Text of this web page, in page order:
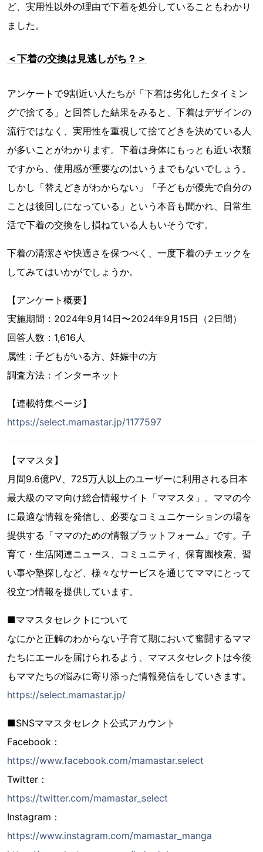
ど、実用性以外の理由で下着を処分していることもわかり
ました。
＜下着の交換は見逃しがち？＞
アンケートで9割近い人たちが「下着は劣化したタイミン
グで捨てる」と回答した結果をみると、下着はデザインの
流行ではなく、実用性を重視して捨てどきを決めている人
が多いことがわかります。下着は身体にもっとも近い衣類
ですから、使用感が重要なのはいうまでもないでしょう。
しかし「替えどきがわからない」「子どもが優先で自分の
ことは後回しになっている」という本音も聞かれ、日常生
活で下着の交換をし損ねている人もいそうです。
下着の清潔さや快適さを保つべく、一度下着のチェックを
してみてはいかがでしょうか。
【アンケート概要】
実施期間：2024年9月14日〜2024年9月15日（2日間）
回答人数：1,616人
属性：子どもがいる方、妊娠中の方
調査方法：インターネット
【連載特集ページ】
https://select.mamastar.jp/1177597
【ママスタ】
月間9.6億PV、725万人以上のユーザーに利用される日本
最大級のママ向け総合情報サイト「ママスタ」。ママの今
に最適な情報を発信し、必要なコミュニケーションの場を
提供する「ママのための情報プラットフォーム」です。子
育て・生活関連ニュース、コミュニティ、保育園検索、習
い事や塾探しなど、様々なサービスを通じてママにとって
役立つ情報を提供しています。
■ママスタセレクトについて
なにかと正解のわからない子育て期において奮闘するママ
たちにエールを届けられるよう、ママスタセレクトは今後
もママたちの悩みに寄り添った情報発信をしていきます。
https://select.mamastar.jp/
■SNSママスタセレクト公式アカウント
Facebook：
https://www.facebook.com/mamastar.select
Twitter：
https://twitter.com/mamastar_select
Instagram：
https://www.instagram.com/mamastar_manga